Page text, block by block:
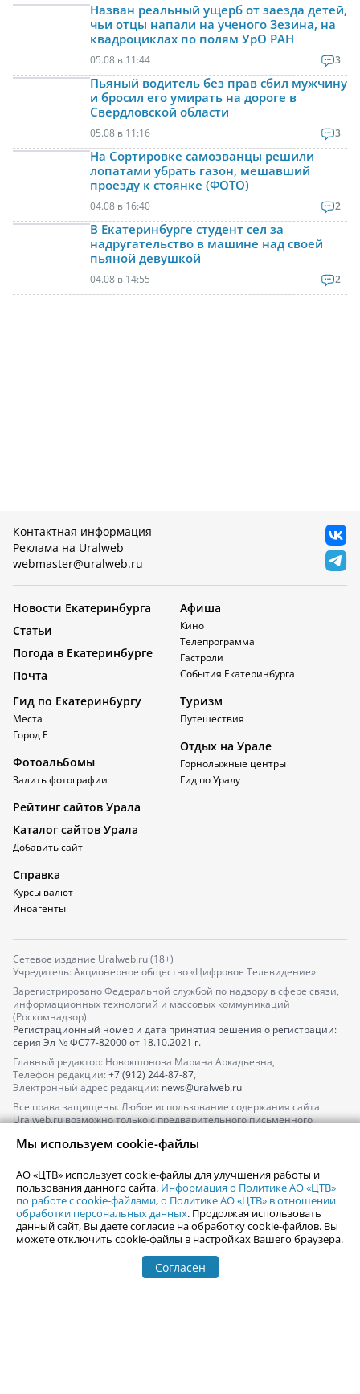
Назван реальный ущерб от заезда детей,
чьи отцы напали на ученого Зезина, на
квадроциклах по полям УрО РАН
05.08 в 11:44 3
Пьяный водитель без прав сбил мужчину
и бросил его умирать на дороге в
Свердловской области
05.08 в 11:16 3
На Сортировке самозванцы решили
лопатами убрать газон, мешавший
проезду к стоянке (ФОТО)
04.08 в 16:40 2
В Екатеринбурге студент сел за
надругательство в машине над своей
пьяной девушкой
04.08 в 14:55 2
Контактная информация
Реклама на Uralweb
webmaster@uralweb.ru
Новости Екатеринбурга
Статьи
Погода в Екатеринбурге
Почта
Афиша
Кино
Телепрограмма
Гастроли
События Екатеринбурга
Гид по Екатеринбургу
Места
Город Е
Фотоальбомы
Залить фотографии
Туризм
Путешествия
Отдых на Урале
Горнолыжные центры
Гид по Уралу
Рейтинг сайтов Урала
Каталог сайтов Урала
Добавить сайт
Справка
Курсы валют
Иноагенты
Сетевое издание Uralweb.ru (18+)
Учредитель: Акционерное общество «Цифровое Телевидение»
Зарегистрировано Федеральной службой по надзору в сфере связи,
информационных технологий и массовых коммуникаций
(Роскомнадзор)
Регистрационный номер и дата принятия решения о регистрации:
серия Эл № ФС77-82000от 18.10.2021 г.
Главный редактор: Новокшонова Марина Аркадьевна,
Телефон редакции: +7 (912) 244-87-87,
Электронный адрес редакции: news@uralweb.ru
Все права защищены. Любое использование содержания сайта
Uralweb.ru возможно только с предварительного письменного
По вопросам размещения рекламы обращайтесь по тел.
По вопросам размещения информации в разделе «Афиша»
afisha@uralweb.ru
Пользовательское соглашение на использование сайта
Политика АО «ЦТВ» в отношении обработки персональных данных
Мы используем cookie-файлы
АО «ЦТВ» использует cookie-файлы для улучшения работы и
пользования данного сайта. Информация о Политике АО «ЦТВ»
по работе с cookie-файлами,о Политике АО «ЦТВ» в отношении
обработки персональных данных. Продолжая использовать
данный сайт, Вы даете согласие на обработку cookie-файлов. Вы
можете отключить cookie-файлы в настройках Вашего браузера.
Согласен